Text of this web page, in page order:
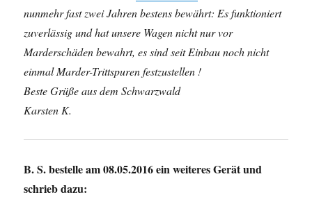
nunmehr fast zwei Jahren bestens bewährt: Es funktioniert
zuverlässig und hat unsere Wagen nicht nur vor
Marderschäden bewahrt, es sind seit Einbau noch nicht
einmal Marder-Trittspuren festzustellen !
Beste Grüße aus dem Schwarzwald
Karsten K.
B. S. bestelle am 08.05.2016 ein weiteres Gerät und
schrieb dazu: